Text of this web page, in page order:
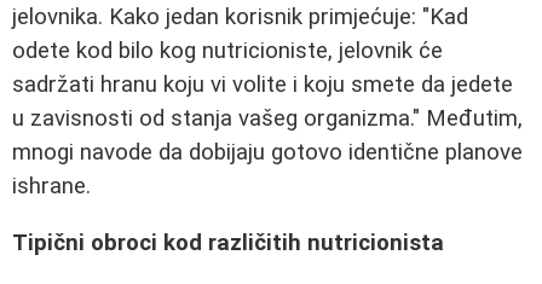
jelovnika. Kako jedan korisnik primjećuje: "Kad
odete kod bilo kog nutricioniste, jelovnik će
sadržati hranu koju vi volite i koju smete da jedete
u zavisnosti od stanja vašeg organizma." Međutim,
mnogi navode da dobijaju gotovo identične planove
ishrane.
Tipični obroci kod različitih nutricionista